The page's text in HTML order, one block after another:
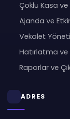
Çoklu Kasa ve
Ajanda ve
Vekalet
Hatırlatma ve
Raporlar ve
ADRES